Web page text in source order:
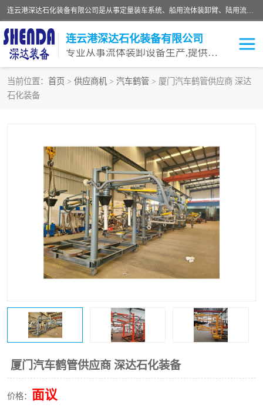
连云港深达石化装备有限公司是从事定量装车系统、船用流体装卸臂、陆用流体装卸臂（鹤管）、活动梯、钢构平台等全系列流体装卸设备的设计、制造、销售以及服务的专业供应商。公司始终以客户为中心，密切跟踪国内外油气储运及装卸设备先进技术的发展，以先进的技术、优质的产品、一流的服务，满足客户需求。
连云港深达石化装备有限公司
专业从事流体装卸设备生产,提供全面解决方案，生产与定制服务
当前位置： 首页 > 供应商机 > 汽车鹤管 > 厦门汽车鹤管供应商 深达
石化装备
厦门汽车鹤管供应商 深达石化装备
价格： 面议
鹤管
液氨装鹤管 潜油泵鹤管
流体装卸臂 输油臂
撬装鹤管 汽车鹤管
火车鹤管